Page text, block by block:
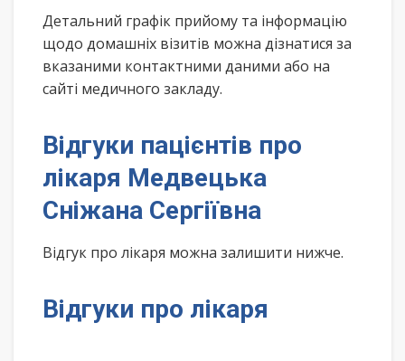
Детальний графік прийому та інформацію
щодо домашніх візитів можна дізнатися за
вказаними контактними даними або на
сайті медичного закладу.
Відгуки пацієнтів про
лікаря Медвецька
Сніжана Сергіївна
Відгук про лікаря можна залишити нижче.
Відгуки про лікаря